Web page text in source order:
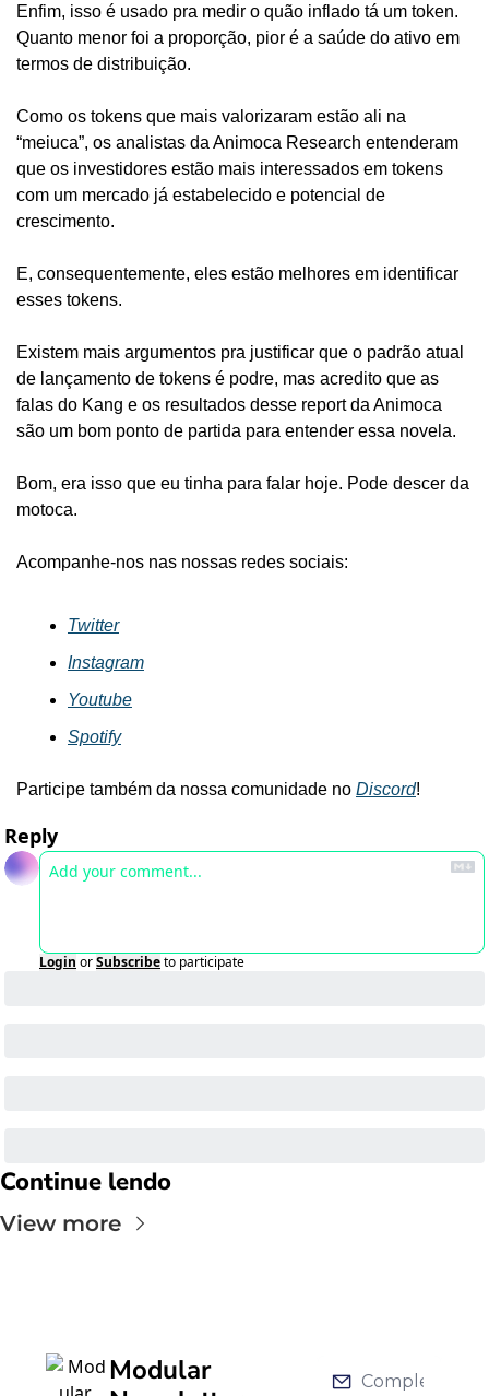
Enfim, isso é usado pra medir o quão inflado tá um token.
Quanto menor foi a proporção, pior é a saúde do ativo em
termos de distribuição.
Como os tokens que mais valorizaram estão ali na
“meiuca”, os analistas da Animoca Research entenderam
que os investidores estão mais interessados em tokens
com um mercado já estabelecido e potencial de
crescimento.
E, consequentemente, eles estão melhores em identificar
esses tokens.
Existem mais argumentos pra justificar que o padrão atual
de lançamento de tokens é podre, mas acredito que as
falas do Kang e os resultados desse report da Animoca
são um bom ponto de partida para entender essa novela.
Bom, era isso que eu tinha para falar hoje. Pode descer da
motoca.
Acompanhe-nos nas nossas redes sociais:
Twitter
Instagram
Youtube
Spotify
Participe também da nossa comunidade no Discord!
Reply
Login orSubscribeto participate
Continue lendo
View more
Modular